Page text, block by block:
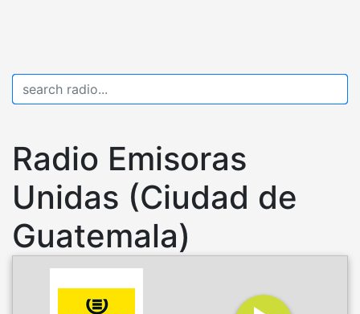
Radio Emisoras
Unidas (Ciudad de
Guatemala)